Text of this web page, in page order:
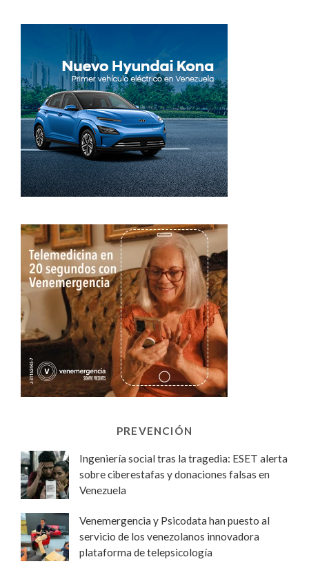
PREVENCIÓN
Ingeniería social tras la tragedia: ESET alerta
sobre ciberestafas y donaciones falsas en
Venezuela
Venemergencia y Psicodata han puesto al
servicio de los venezolanos innovadora
plataforma de telepsicología